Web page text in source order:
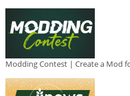
Modding Contest | Create a Mod